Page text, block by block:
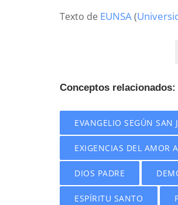
Texto de EUNSA(
Conceptos relacionados:
EVANGELIO SEGÚN SAN
EXIGENCIAS DEL AMOR
DIOS PADRE
ESPÍRITU SANTO